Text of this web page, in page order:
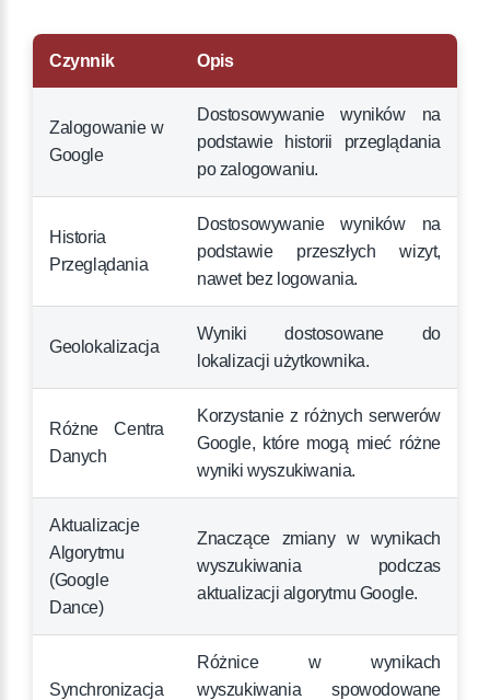
Czynnik Opis
Zalogowanie w
Google
Dostosowywanie wyników na
podstawie historii przeglądania
po zalogowaniu.
Historia
Przeglądania
Dostosowywanie wyników na
podstawie przeszłych wizyt,
nawet bez logowania.
Geolokalizacja
Wyniki dostosowane do
lokalizacji użytkownika.
Różne Centra
Danych
Korzystanie z różnych serwerów
Google, które mogą mieć różne
wyniki wyszukiwania.
Aktualizacje
Algorytmu
(Google
Dance)
Znaczące zmiany w wynikach
wyszukiwania podczas
aktualizacji algorytmu Google.
Synchronizacja
Różnice w wynikach
wyszukiwania spowodowane